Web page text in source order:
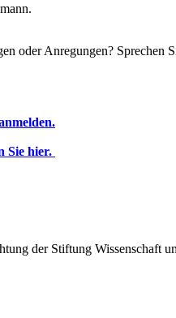
oder Anregungen? Sprechen
Sie hier.
der Stiftung Wissenschaft